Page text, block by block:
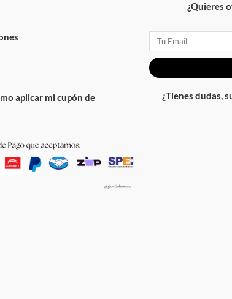
aplicar mi cupón de
¿Quieres
Email
¿Tienes dudas,